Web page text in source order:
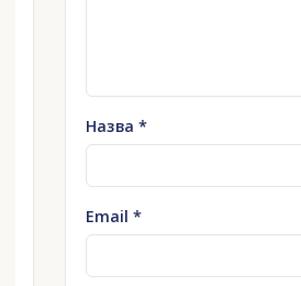
Назва *
Email *